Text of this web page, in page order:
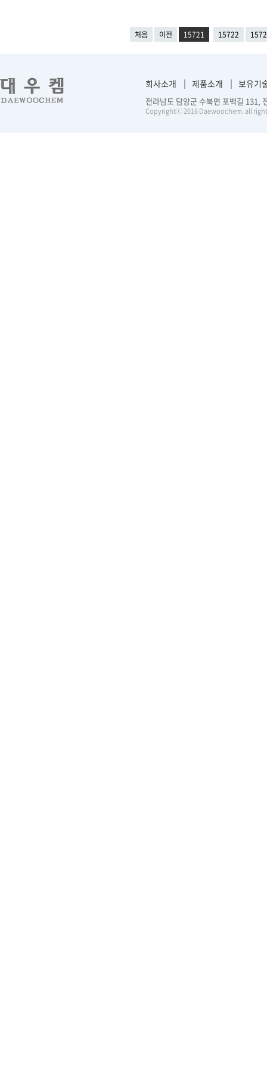
처음 이전 15721 15722
회사소개 제품소개 보유기
전라남도 담양군 수북면 포백길
Copyrightⓒ 2016 Daewoochem. all